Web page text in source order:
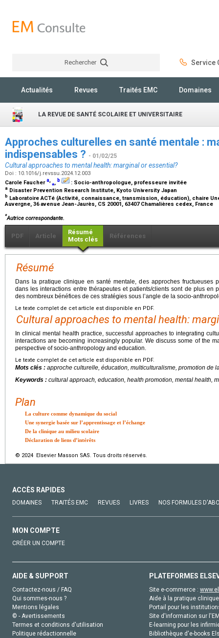
Rechercher Service
Actualités Revues Traités EMC Domaines
LA REVUE DE SANTÉ SCOLAIRE ET UNIVERSITAIRE
Approches culturelles en santé mentale :
indispensables ? - 01/02/25
Cultural approaches to mental health: marginal or essential?
Doi : 10.1016/j.revssu.2024.12.003
Carole Fauchera,⁎, b : Socio-anthropologue, professeure invitée
a Disaster Prevention Research Institute, Kyoto University Japan
b Laboratoire ACTé (Activité, connaissance, transmission, éducation), chaire
Auvergne, 36 avenue Jean-Jaurès, CS 20001, 63407 Chamalières cedex, France
*Autrice correspondante.
PDF Article
Résumé
Mots clés
Références
Résumé
Dans la pratique clinique en santé mentale, des approches fructueuses
dans les interactions entre thérapeutes et patients/clients sont de plus en
des nombreux bénéfices de ces stratégies sous l’angle de la socio-
Le texte complet de cet article est disponible en PDF.
Cultural approaches to mental health:
In clinical mental health practice, successful approaches to integrating
interactions are becoming increasingly popular. We discuss some of the
perspective of socio-anthropology and education.
Le texte complet de cet article est disponible en PDF.
Mots clés : approche culturelle, éducation, multiculturalisme, promotion de
Keywords : cultural approach, education, health promotion, mental health,
Plan
La culture comme dynamique du social
Une synergie basée sur l’apprentissage et l’échange
De la clinique au milieu scolaire
Déclaration de liens d’intérêts
© 2024 Elsevier Masson SAS. Tous droits réservés.
ACCÈS RAPIDES
DOMAINES TRAITÉS EMC REVUES LIVRES NOS FORMULES
MON COMPTE
CRÉER UN COMPTE
AIDE & SUPPORT
Contactez-nous / FAQ
Qui sommes-nous ?
Mentions légales
© - Avertissements
Termes et conditions d'utilisation
Politique rédactionnelle
PLATEFORMES
Site e-commerce :
Aide à la pratique
Portail pour les
Site d'information sur
E-learning pour les
Bibliothèque d'e-books